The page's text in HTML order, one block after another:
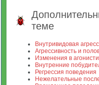
теме
Внутривидовая
Агрессивность и
Изменения в
Внутренние
Регрессия поведения
Нежелательные